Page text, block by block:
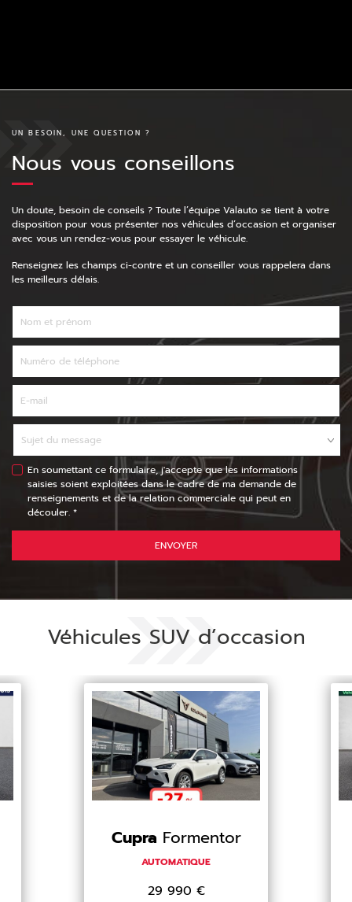
UN BESOIN, UNE QUESTION ?
Nous vous conseillons
Un doute, besoin de conseils ? Toute l’équipe Valauto se tient à votre
disposition pour vous présenter nos véhicules d’occasion et organiser
avec vous un rendez-vous pour essayer le véhicule.
Renseignez les champs ci-contre et un conseiller vous rappelera dans
les meilleurs délais.
En soumettant ce formulaire, j'accepte que les informations
saisies soient exploitées dans le cadre de ma demande de
renseignements et de la relation commerciale qui peut en
découler. *
ENVOYER
Véhicules SUV d’occasion
Cupra Formentor
AUTOMATIQUE
29 990 €